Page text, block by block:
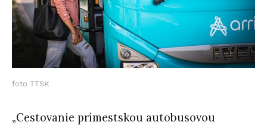
foto TTSK
„Cestovanie prímestskou autobusovou